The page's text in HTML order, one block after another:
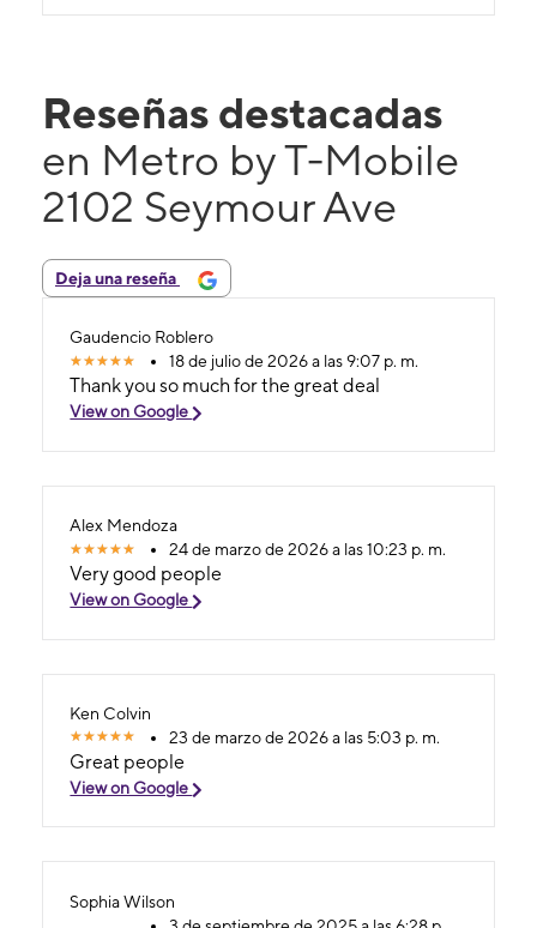
Reseñas destacadas
en Metro by T-Mobile
2102 Seymour Ave
Deja una reseña
Gaudencio Roblero
18 de julio de 2026 a las 9:07 p. m.
Thank you so much for the great deal
View on Google
Alex Mendoza
24 de marzo de 2026 a las 10:23 p. m.
Very good people
View on Google
Ken Colvin
23 de marzo de 2026 a las 5:03 p. m.
Great people
View on Google
Sophia Wilson